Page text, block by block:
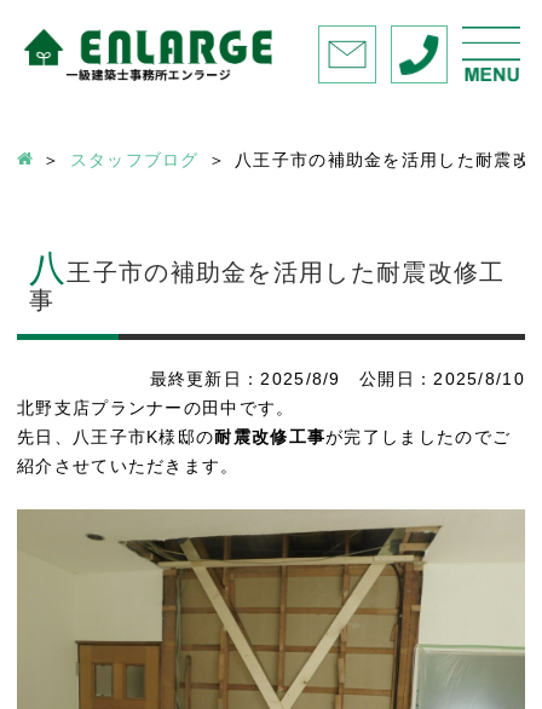
スタッフブログ 八王子市の補助金を活用した耐震改
八 王子市の補助金を活用した耐震改修工
事
最終更新日：2025/8/9 公開日：2025/8/10
北野支店プランナーの田中です。
先日、八王子市K様邸の耐震改修工事が完了しましたのでご
紹介させていただきます。